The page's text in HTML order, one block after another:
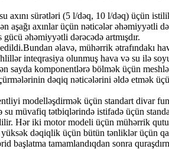
sürətləri (5 l/dəq, 10 l/dəq) üçün
axınlar üçün nəticələr əhəmiyyətli
əhəmiyyətli dərəcədə artmışdır.
əlavə, mühərrik ətrafındakı
inteqrasiya olunmuş hava və su ilə
sayda komponentlərə bölmək üçün
dəqiq nəticələrini əldə etmək
modelləşdirmək üçün standart divar
müvafiq tətbiqlərində istifadə üçün
Hər iki motor modeli üçün mühərrik
dəqiqlik üçün bütün tənliklər üçün
tamamlandıqdan sonra